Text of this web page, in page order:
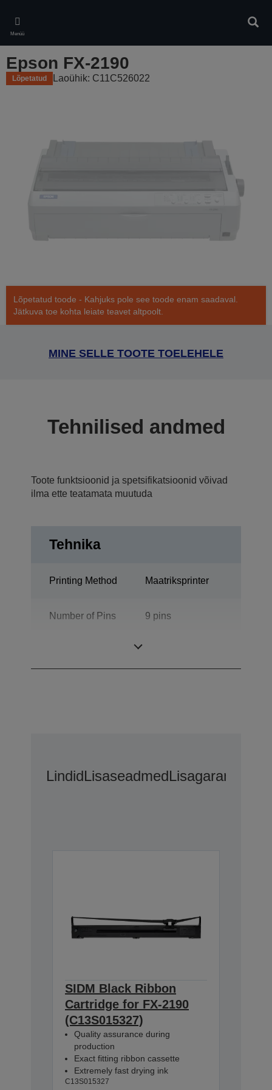
main
content
Menüü
Epson FX-2190
Lõpetatud Laoühik: C11C526022
Lõpetatud toode - Kahjuks pole see toode enam saadaval.
Jätkuva toe kohta leiate teavet altpoolt.
MINE SELLE TOOTE TOELEHELE
Tehnilised andmed
Toote funktsioonid ja spetsifikatsioonid võivad
ilma ette teatamata muutuda
Tehnika
Printing Method Maatriksprinter
Number of Pins 9 pins
LindidLisaseadmedLisagarantii
SIDM Black Ribbon
Cartridge for FX-2190
(C13S015327)
Quality assurance during
production
Exact fitting ribbon cassette
Extremely fast drying ink
C13S015327